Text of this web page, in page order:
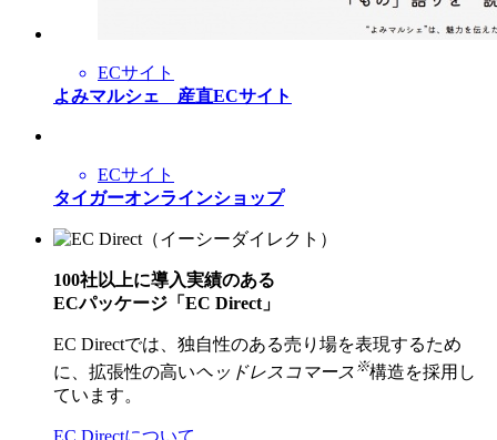
ECサイト
よみマルシェ 産直ECサイト
ECサイト
タイガーオンラインショップ
100社以上に導入実績のある
ECパッケージ「EC Direct」
EC Directでは、独自性のある売り場を表現するため
に、拡張性の高いヘッドレスコマース ※構造を採用し
ています。
EC Directについて